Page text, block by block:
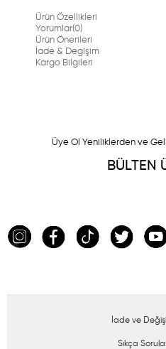
Ürün Özellikleri
Yorumlar(0)
Ürün Önerileri
İade & Degişim
Kargo Bilgileri
Üye Ol Yeniliklerden ve
BÜLTEN
İade ve
Sıkça